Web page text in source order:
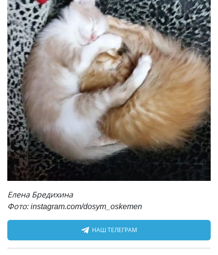
Елена Бредихина
Фото: instagram.com/dosym_oskemen
НАШ ТЕЛЕГРАМ